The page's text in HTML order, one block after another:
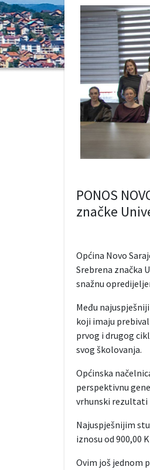
PONOS
značke
Općina Novo
Srebrena značka
snažnu
Među
koji imaju
prvog i drugog
svog školovanja.
Općinska
perspektivnu
vrhunski rezultati
Najuspješnijim
iznosu od 900,00
Ovim još jednom